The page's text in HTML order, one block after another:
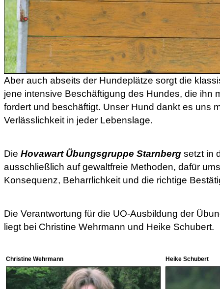
Aber auch abseits der Hundeplätze sorgt die
jene intensive Beschäftigung des Hundes, die ihn
fordert und beschäftigt. Unser Hund dankt es uns
Verlässlichkeit in jeder Lebenslage.
Die Hovawart Übungsgruppe Starnberg setzt in
ausschließlich auf gewaltfreie Methoden, dafür
Konsequenz, Beharrlichkeit und die richtige
Die Verantwortung für die UO-Ausbildung der
liegt bei Christine Wehrmann und Heike Schubert.
Christine Wehrmann Heike Schubert